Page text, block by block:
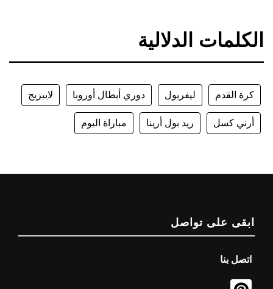
الكلمات الدلالية
كرة القدم ليفربول دوري أبطال أوروبا لايبزيج
أرني كسل ريد بول أرينا مباراة اليوم
ابقى على تواصل
اتصل بنا